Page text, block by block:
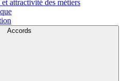
attractivité des métiers
Accords